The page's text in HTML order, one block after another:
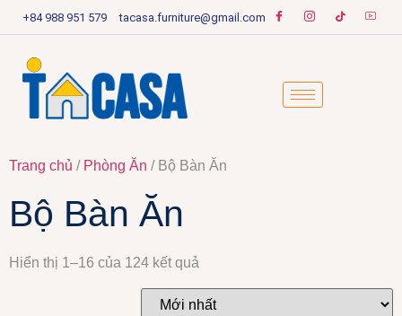
+84 988 951 579 tacasa.furniture@gmail.com
Trang chủ / Phòng Ăn / Bộ Bàn Ăn
Bộ Bàn Ăn
Hiển thị 1–16 của 124 kết quả